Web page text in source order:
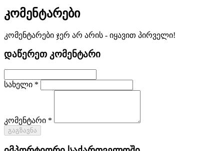
კომენტარები
კომენტარები ჯერ არ არის - იყავით პირველი!
დაწერეთ კომენტარი
სახელი *
კომენტარი *
გაგზავნა